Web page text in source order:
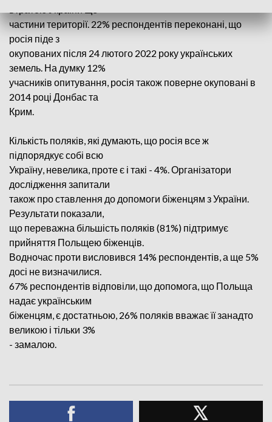
частини території. 22% респондентів переконані, що
росія піде з
окупованих після 24 лютого 2022 року українських
земель. На думку 12%
учасників опитування, росія також поверне окуповані в
2014 році Донбас та
Крим.
Кількість поляків, які думають, що росія все ж
підпорядкує собі всю
Україну, невелика, проте є і такі - 4%. Організатори
дослідження запитали
також про ставлення до допомоги біженцям з України.
Результати показали,
що переважна більшість поляків (81%) підтримує
прийняття Польщею біженців.
Водночас проти висловився 14% респондентів, а ще 5%
досі не визначилися.
67% респондентів відповіли, що допомога, що Польща
надає українським
біженцям, є достатньою, 26% поляків вважає її занадто
великою і тільки 3%
- замалою.